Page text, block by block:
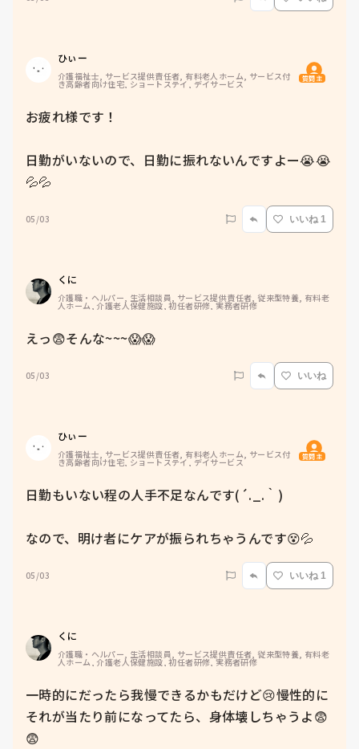
ひぃー
介護福祉士, サービス提供責任者, 有料老人ホーム, サービス付
き高齢者向け住宅, ショートステイ, デイサービス 質問主
お疲れ様です！
日勤がいないので、日勤に振れないんですよー😭😭
💦💦
05/03 いいね 1
くに
介護職・ヘルパー, 生活相談員, サービス提供責任者, 従来型特養, 有料老
人ホーム, 介護老人保健施設, 初任者研修, 実務者研修
えっ😨そんな~~~😱😱
05/03 いいね
ひぃー
介護福祉士, サービス提供責任者, 有料老人ホーム, サービス付
き高齢者向け住宅, ショートステイ, デイサービス 質問主
日勤もいない程の人手不足なんです(´._.｀)
なので、明け者にケアが振られちゃうんです😵💦
05/03 いいね 1
くに
介護職・ヘルパー, 生活相談員, サービス提供責任者, 従来型特養, 有料老
人ホーム, 介護老人保健施設, 初任者研修, 実務者研修
一時的にだったら我慢できるかもだけど😢慢性的に
それが当たり前になってたら、身体壊しちゃうよ😨
😨